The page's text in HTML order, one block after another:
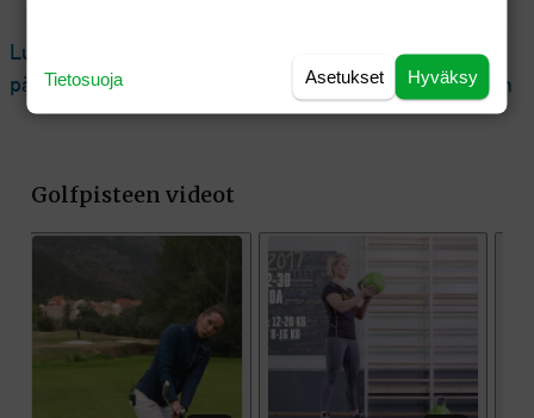
Lue seuraavaksi: Sami Välimäki jaksoi taistella –
päätösreiän birdie on tuomassa himoitun jatkopaikan
Hyväksy
Asetukset
Tietosuoja